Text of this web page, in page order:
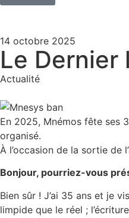
14 octobre 2025
Le Dernier
Actualité
En 2025, Mnémos fête ses
organisé.
À l’occasion de la sortie de
Bonjour, pourriez-vous
Bien sûr ! J’ai 35 ans et je
limpide que le réel ;